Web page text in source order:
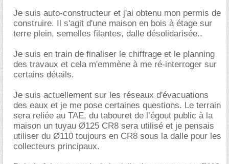
Je suis auto-constructeur et j'ai obtenu mon permis de
construire. Il s'agit d'une maison en bois à étage sur
terre plein, semelles filantes, dalle désolidarisée..
Je suis en train de finaliser le chiffrage et le planning
des travaux et cela m'emmène à me ré-interroger sur
certains détails.
Je suis actuellement sur les réseaux d'évacuations
des eaux et je me pose certaines questions. Le terrain
sera reliée au TAE, du tabouret de l’égout public à la
maison un tuyau Ø125 CR8 sera utilisé et je pensais
utiliser du Ø110 toujours en CR8 sous la dalle pour les
collecteurs principaux.